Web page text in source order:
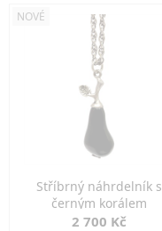
NOVÉ
Stříbrný náhrdelník s
černým korálem
2 700 Kč